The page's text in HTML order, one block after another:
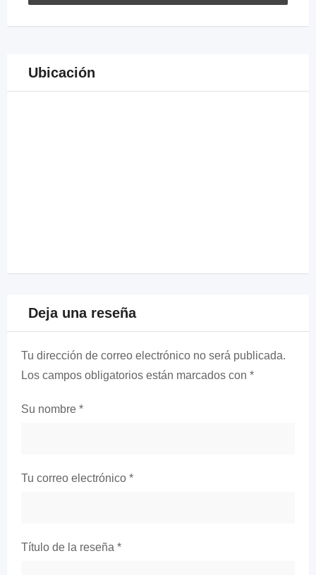
Ubicación
Deja una reseña
Tu dirección de correo electrónico no será publicada.
Los campos obligatorios están marcados con *
Su nombre *
Tu correo electrónico *
Título de la reseña *